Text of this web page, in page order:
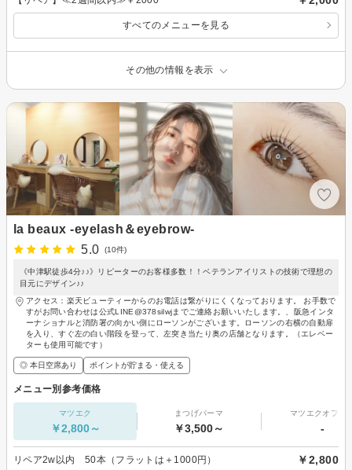
すべてのメニューを見る
その他の情報を表示
la beaux -eyelash＆eyebrow-
5.0
(10件)
《中津駅徒歩4分♪♪》リピーターのお客様多数！！ベテランアイリストの技術で理想の
目元にデザイン♪♪
アクセス：楽天ビューティーからのお電話は繋がりにくくなっております。 お手数で
すがお問い合わせは公式LINE@378silwjまでご連絡お願いいたします。、阪急インタ
ーナショナルと消防署の向かい側にローソンがございます。ローソンの右横の自動扉
を入り、すぐ左の白い階段を登って、左突き当たり奥の店舗となります。（エレベー
ターも使用可能です）
◎ 本日空席あり ポイントが貯まる・使える
メニュー別参考価格
マツエク
￥2,800～
まつげパーマ
￥3,500～
マツエクオフの
-
リペア2w以内 50本（フラットは＋1000円） ￥2,800